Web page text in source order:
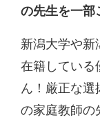
の先生を一部
新潟大学や新
在籍している
ん！厳正な選
の家庭教師の